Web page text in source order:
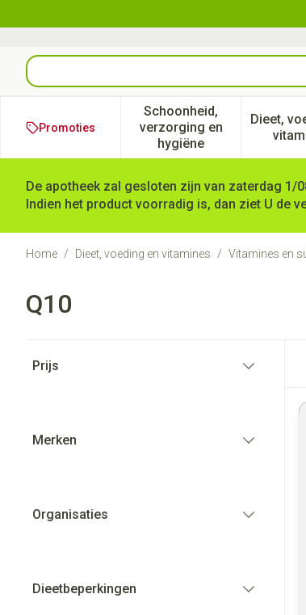
Product, merk, categorie...
Promoties
Schoonheid,
verzorging en
hygiëne
Toon submenu voor
Dieet,
De apotheek zal gesloten zijn van zaterdag 1/
Indien het product voorradig is, dan ziet U de
Home / Dieet, voeding en vitamines / Vitamines en
Q10
Prijs
Merken
Organisaties
Dieetbeperkingen